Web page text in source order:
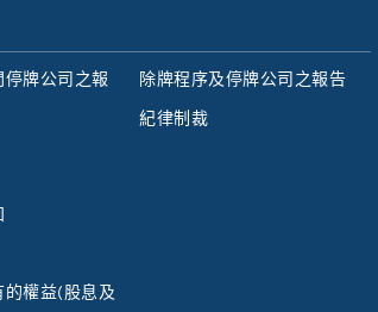
牌公司之報
權益(股息及
除牌程序及停牌公司之報告
紀律制裁